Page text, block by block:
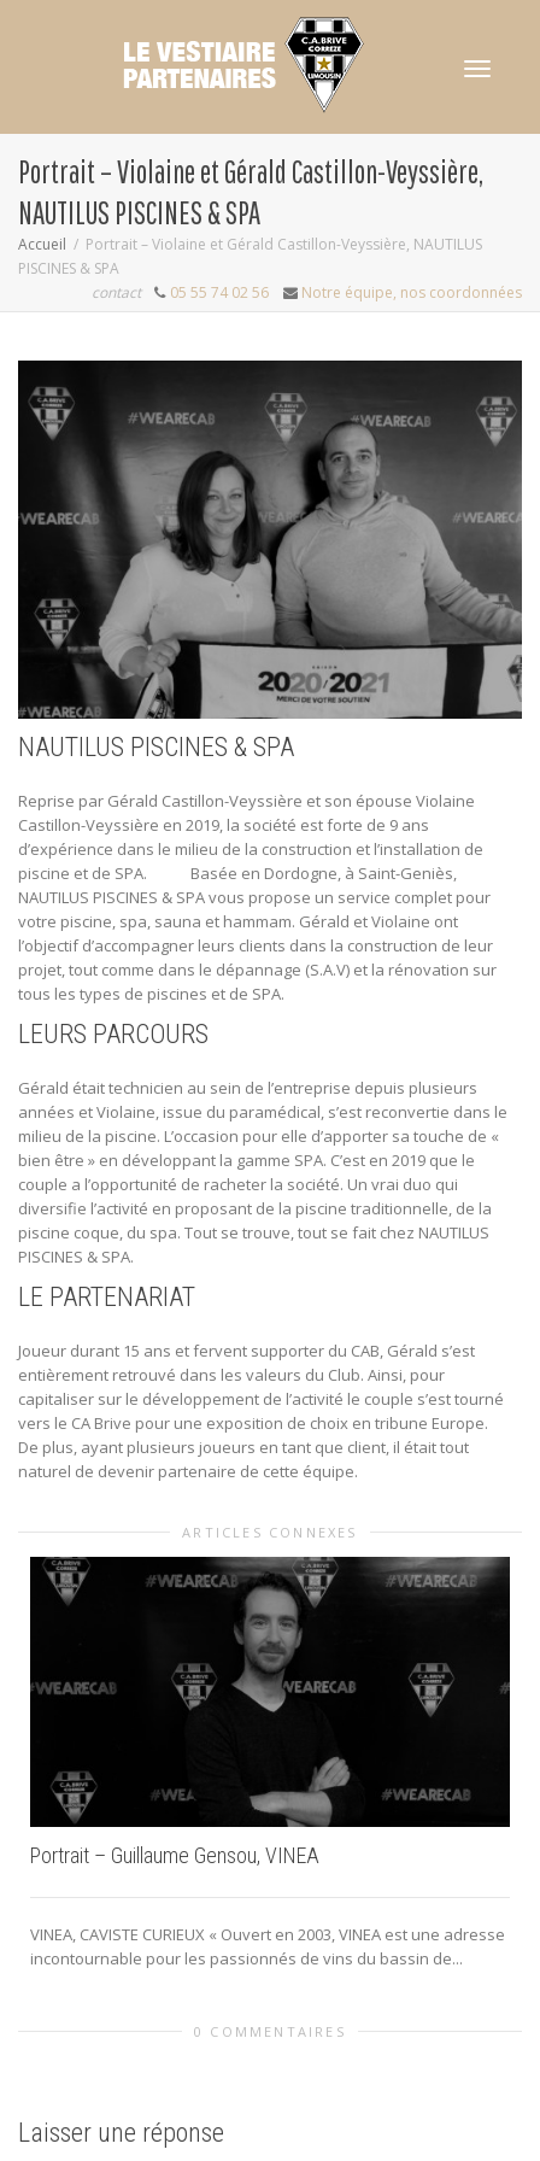
navigation
Portrait – Violaine et Gérald Castillon-Veyssière,
NAUTILUS PISCINES & SPA
Accueil
Portrait – Violaine et Gérald Castillon-Veyssière, NAUTILUS
PISCINES & SPA
contact
05 55 74 02 56 Notre équipe, nos coordonnées
NAUTILUS PISCINES & SPA
Reprise par Gérald Castillon-Veyssière et son épouse Violaine
Castillon-Veyssière en 2019, la société est forte de 9 ans
d’expérience dans le milieu de la construction et l’installation de
piscine et de SPA. Basée en Dordogne, à Saint-Geniès,
NAUTILUS PISCINES & SPA vous propose un service complet pour
votre piscine, spa, sauna et hammam. Gérald et Violaine ont
l’objectif d’accompagner leurs clients dans la construction de leur
projet, tout comme dans le dépannage (S.A.V) et la rénovation sur
tous les types de piscines et de SPA.
LEURS PARCOURS
Gérald était technicien au sein de l’entreprise depuis plusieurs
années et Violaine, issue du paramédical, s’est reconvertie dans le
milieu de la piscine. L’occasion pour elle d’apporter sa touche de «
bien être » en développant la gamme SPA. C’est en 2019 que le
couple a l’opportunité de racheter la société. Un vrai duo qui
diversifie l’activité en proposant de la piscine traditionnelle, de la
piscine coque, du spa. Tout se trouve, tout se fait chez NAUTILUS
PISCINES & SPA.
LE PARTENARIAT
Joueur durant 15 ans et fervent supporter du CAB, Gérald s’est
entièrement retrouvé dans les valeurs du Club. Ainsi, pour
capitaliser sur le développement de l’activité le couple s’est tourné
vers le CA Brive pour une exposition de choix en tribune Europe.
De plus, ayant plusieurs joueurs en tant que client, il était tout
naturel de devenir partenaire de cette équipe.
ARTICLES CONNEXES
Portrait – Guillaume Gensou, VINEA
VINEA, CAVISTE CURIEUX « Ouvert en 2003, VINEA est une adresse
incontournable pour les passionnés de vins du bassin de...
0 COMMENTAIRES
Laisser une réponse